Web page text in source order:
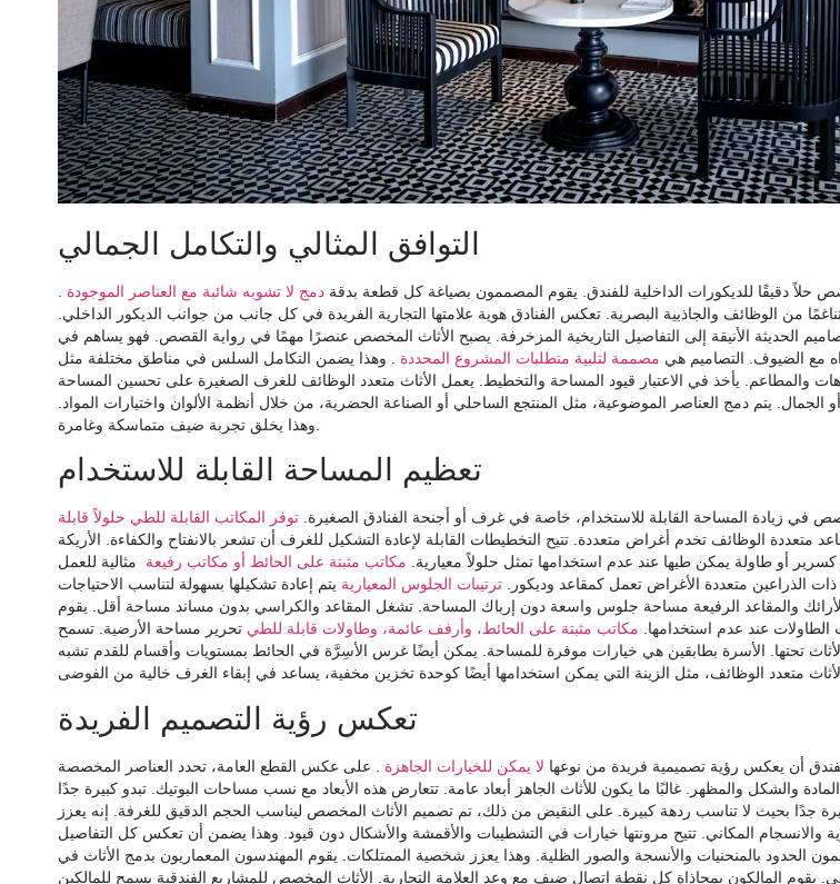
التوافق المثالي والتكامل الجمالي
حلاً دقيقًا للديكورات الداخلية للفندق. يقوم المصممون بصياغة كل قطعة بدقة دمج لا تشوبه شائبة مع العناصر الموجودة
من الوظائف والجاذبية البصرية. تعكس الفنادق هوية علامتها التجارية الفريدة في كل جانب من جوانب الديكور الداخلي.
الحديثة الأنيقة إلى التفاصيل التاريخية المزخرفة. يصبح الأثاث المخصص عنصرًا مهمًا في رواية القصص. فهو يساهم في
مع الضيوف. التصاميم هي مصممة لتلبية متطلبات المشروع المحددة
. وهذا يضمن التكامل السلس في مناطق مختلفة مثل
والمطاعم. يأخذ في الاعتبار قيود المساحة والتخطيط. يعمل الأثاث متعدد الوظائف للغرف الصغيرة على تحسين المساحة
الجمال. يتم دمج العناصر الموضوعية، مثل المنتجع الساحلي أو الصناعة الحضرية، من خلال أنظمة الألوان واختيارات المواد.
تعظيم المساحة القابلة للاستخدام
في زيادة المساحة القابلة للاستخدام، خاصة في غرف أو أجنحة الفنادق الصغيرة. توفر المكاتب القابلة للطي حلولاً قابلة
متعددة الوظائف تخدم أغراض متعددة. تتيح التخطيطات القابلة لإعادة التشكيل للغرف أن تشعر بالانفتاح والكفاءة. الأريكة
أو طاولة يمكن طيها عند عدم استخدامها تمثل حلولاً معيارية. مكاتب مثبتة على الحائط أو مكاتب رفيعة
مثالية للعمل
الذراعين متعددة الأغراض تعمل كمقاعد وديكور. ترتيبات الجلوس المعيارية يتم إعادة تشكيلها بسهولة لتناسب الاحتياجات
والمقاعد الرفيعة مساحة جلوس واسعة دون إرباك المساحة. تشغل المقاعد والكراسي بدون مساند مساحة أقل. يقوم
عند عدم استخدامها. مكاتب مثبتة على الحائط، وأرفف عائمة، وطاولات قابلة للطي تحرير مساحة الأرضية. تسمح
تحتها. الأسرة بطابقين هي خيارات موفرة للمساحة. يمكن أيضًا غرس الأسِرَّة في الحائط بمستويات وأقسام للقدم تشبه
تعكس رؤية التصميم الفريدة
أن يعكس رؤية تصميمية فريدة من نوعها لا يمكن للخيارات الجاهزة
. على عكس القطع العامة، تحدد العناصر المخصصة
والشكل والمظهر. غالبًا ما يكون للأثاث الجاهز أبعاد عامة. تتعارض هذه الأبعاد مع نسب مساحات البوتيك. تبدو كبيرة جدًا
جدًا بحيث لا تناسب ردهة كبيرة. على النقيض من ذلك، تم تصميم الأثاث المخصص ليناسب الحجم الدقيق للغرفة. إنه يعزز
والانسجام المكاني. تتيح مرونتها خيارات في التشطيبات والأقمشة والأشكال دون قيود. وهذا يضمن أن تعكس كل التفاصيل
الحدود بالمنحنيات والأنسجة والصور الظلية. وهذا يعزز شخصية الممتلكات. يقوم المهندسون المعماريون بدمج الأثاث في
يقوم المالكون بمحاذاة كل نقطة اتصال ضيف مع وعد العلامة التجارية. الأثاث المخصص للمشاريع الفندقية يسمح للمالكين